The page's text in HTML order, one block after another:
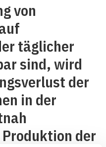
von
täglicher
sind, wird
der
in der
der